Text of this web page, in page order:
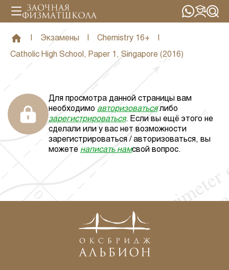
Экзамены Chemistry 16+
Catholic High School, Paper 1, Singapore (2016)
Для просмотра данной страницы вам
необходимо авторизоваться либо
зарегистрироваться. Если вы ещё этого не
сделали или у вас нет возможности
зарегистрироваться / авторизоваться, вы
можете написать намсвой вопрос.